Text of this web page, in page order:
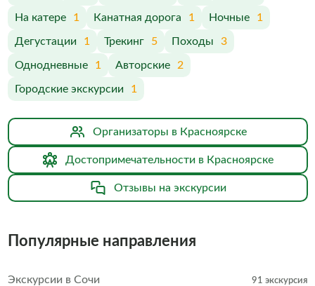
На катере 1 Канатная дорога 1 Ночные 1
Дегустации 1 Трекинг 5 Походы 3
Однодневные 1 Авторские 2
Городские экскурсии 1
Организаторы в Красноярске
Достопримечательности в Красноярске
Отзывы на экскурсии
Популярные направления
Экскурсии в Сочи 91 экскурсия